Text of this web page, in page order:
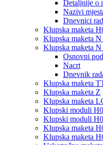
Detaljnije o
Nazivi
Dnevnici
Klupska maketa
Klupska maketa N
Klupska maketa
Osnovni
Nacrt
Dnevnik
Klupska maketa
Klupska maketa Z
Klupska maketa
Klupski moduli
Klupski moduli
Klupska maketa
Klupska maketa